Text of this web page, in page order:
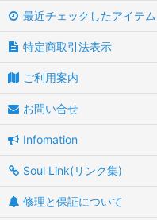
最近チェックしたアイテム
特定商取引法表示
ご利用案内
お問い合せ
Infomation
Soul Link(リンク集)
修理と保証について